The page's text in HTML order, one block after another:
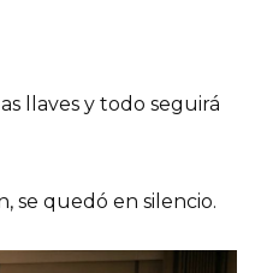
llaves y todo seguirá
se quedó en silencio.